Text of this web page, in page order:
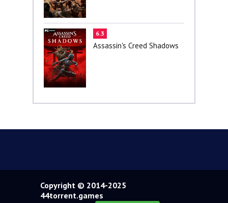
6.3
Assassin's Creed Shadows
Copyright © 2014-2025
44torrent.games